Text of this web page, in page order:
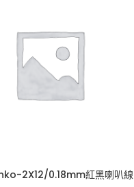
2X12/0.18mm紅黑喇叭線